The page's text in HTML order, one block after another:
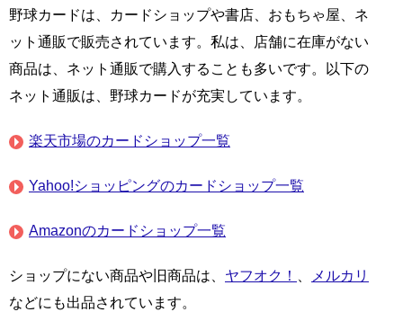
野球カードは、カードショップや書店、おもちゃ屋、ネ
ット通販で販売されています。私は、店舗に在庫がない
商品は、ネット通販で購入することも多いです。以下の
ネット通販は、野球カードが充実しています。
楽天市場のカードショップ一覧
Yahoo!ショッピングのカードショップ一覧
Amazonのカードショップ一覧
ショップにない商品や旧商品は、 ヤフオク！ 、
メルカリ
などにも出品されています。